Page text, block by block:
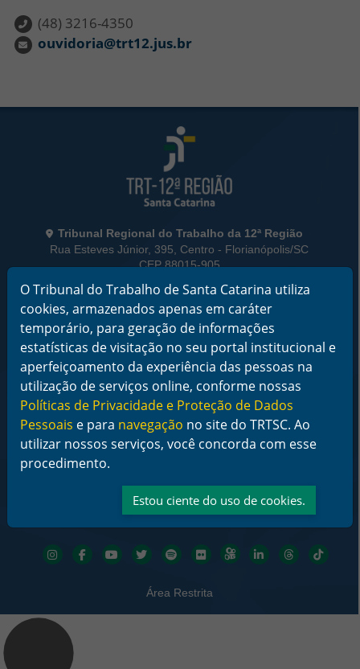
(48) 3216-4350
ouvidoria@trt12.jus.br
Informações de Contato
Tribunal Regional do Trabalho da 12ª Região
Rua Esteves Júnior, 395, Centro - Florianópolis/SC
CEP 88015-905
Horário de Funcionamento:
De segunda a sexta-feira das 12 às 18 horas
Telefone: (48) 3216-4000
Links Rápidos
Institucional
Serviços
Notícias
Legislação
Ouvidoria
Redes sociais
Área Restrita
O Tribunal do Trabalho de Santa Catarina utiliza
cookies, armazenados apenas em caráter
temporário, para geração de informações
estatísticas de visitação no seu portal institucional e
aperfeiçoamento da experiência das pessoas na
utilização de serviços online, conforme nossas
Políticas de Privacidade e Proteção de Dados
Pessoais e para navegação no site do TRTSC. Ao
utilizar nossos serviços, você concorda com esse
procedimento.
Estou ciente do uso de cookies.